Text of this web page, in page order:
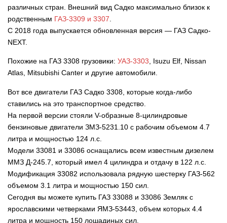
различных стран. Внешний вид Садко максимально близок к
родственным ГАЗ-3309 и 3307
С 2018 года выпускается обновленная версия — ГАЗ Садко-
NEXT.
Похожие на ГАЗ 3308 грузовики: УАЗ-3303, Isuzu Elf, Nissan
Atlas, Mitsubishi Canter и другие автомобили.
Вот все двигатели ГАЗ Садко 3308, которые когда-либо
ставились на это транспортное средство.
На первой версии стояли V-образные 8-цилиндровые
бензиновые двигатели ЗМЗ-5231.10 с рабочим объемом 4.7
литра и мощностью 124 л.с.
Модели 33081 и 33086 оснащались всем известным дизелем
ММЗ Д-245.7, который имел 4 цилиндра и отдачу в 122 л.с.
Модификация 33082 использовала рядную шестерку ГАЗ-562
объемом 3.1 литра и мощностью 150 сил.
Сегодня вы можете купить ГАЗ 33088 и 33086 Земляк с
ярославскими четверками ЯМЗ-53443, объем которых 4.4
литра и мощность 150 лошадиных сил.